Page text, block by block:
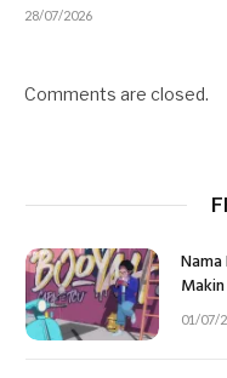
28/07/2026
Comments are closed.
01/07/